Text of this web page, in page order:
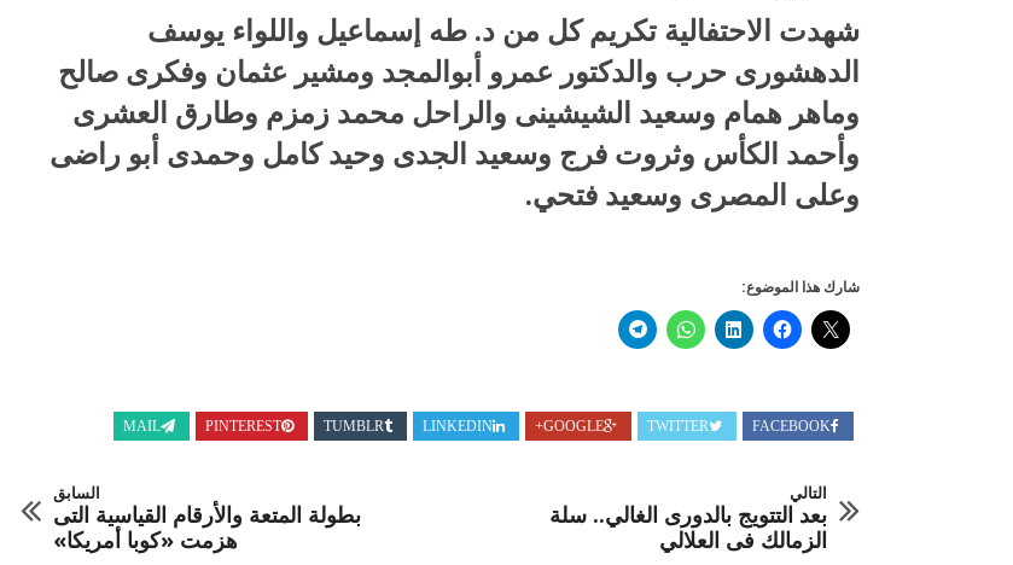
شهدت الاحتفالية تكريم كل من د. طه إسماعيل واللواء يوسف
الدهشورى حرب والدكتور عمرو أبوالمجد ومشير عثمان وفكرى صالح
وماهر همام وسعيد الشيشينى والراحل محمد زمزم وطارق العشرى
وأحمد الكأس وثروت فرج وسعيد الجدى وحيد كامل وحمدى أبو راضى
وعلى المصرى وسعيد فتحي.
شارك هذا الموضوع:
FACEBOOK
TWITTER
GOOGLE+
LINKEDIN
TUMBLR
PINTEREST
MAIL
السابق
بطولة المتعة والأرقام القياسية التى
هزمت «كوبا أمريكا»
التالي
بعد التتويج بالدورى الغالي.. سلة
الزمالك فى العلالي